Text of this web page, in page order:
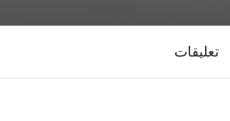
تعليقات